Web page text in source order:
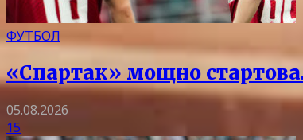
ФУТБОЛ
«Спартак» мощно
05.08.2026
15